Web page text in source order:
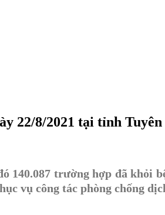
22/8/2021 tại tỉnh Tuyên
140.087 trường hợp đã khỏi
vụ công tác phòng chống